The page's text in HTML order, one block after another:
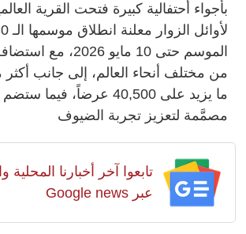
بأجواء أحتفالية كبيرة فتحت القرية
مصمَّمة لتعزيز تجربة الضيوف
تابعوا آخر أخبارنا
عبر Google news